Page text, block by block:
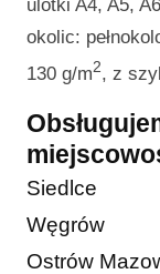
ulotki A4, A5,
okolic:
130 g/m2, z
Siedlce
Węgrów
Ostrów